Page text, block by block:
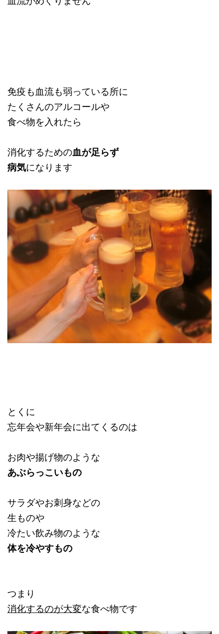
免疫も血流も弱っている所に
たくさんのアルコールや
食べ物を入れたら
消化するための血が足らず
病気になります
とくに
忘年会や新年会に出てくるのは
お肉や揚げ物のような
あぶらっこいもの
サラダやお刺身などの
生ものや
冷たい飲み物のような
体を冷やすもの
つまり
消化するのが大変な食べ物です